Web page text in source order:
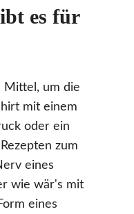
es für
Mittel, um die
mit einem
oder ein
zum
eines
wie wär's mit
eines